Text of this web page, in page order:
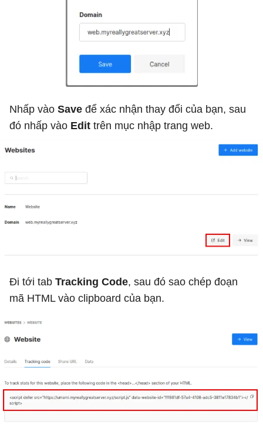
Nhấp vào Save để xác nhận thay đổi của bạn, sau
đó nhấp vào Edit trên mục nhập trang web.
Đi tới tab Tracking Code, sau đó sao chép đoạn
mã HTML vào clipboard của bạn.